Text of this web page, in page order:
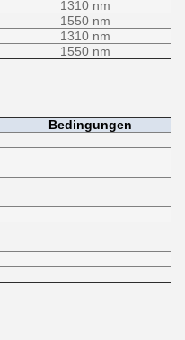
1310 nm
1550 nm
1310 nm
1550 nm
Bedingungen